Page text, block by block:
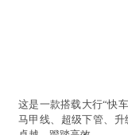
这是一款搭载大行“快
马甲线、超级下管、